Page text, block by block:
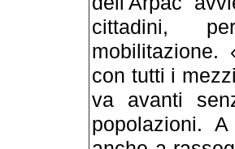
cittadini,
con tutti i
va avanti
popolazioni.